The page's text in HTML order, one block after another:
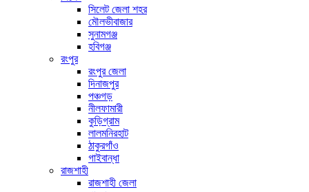
সিলেট জেলা শহর
মৌলভীবাজার
সুনামগঞ্জ
হবিগঞ্জ
রংপুর
রংপুর জেলা
দিনাজপুর
পঞ্চগড়
নীলফামারী
কুড়িগ্রাম
লালমনিরহাট
ঠাকুরগাঁও
গাইবান্ধা
রাজশাহী
রাজশাহী জেলা